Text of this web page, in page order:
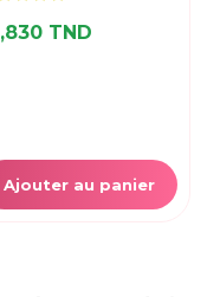
TND
Ajouter au panier